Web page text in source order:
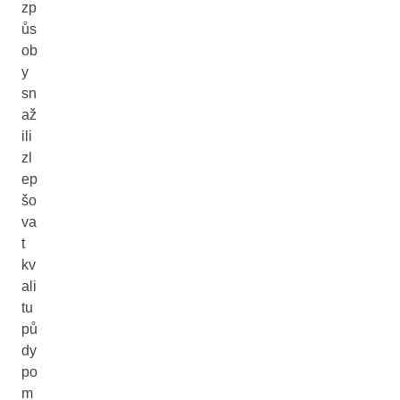
zp
ůs
ob
y
sn
až
ili
zl
ep
šo
va
t
kv
ali
tu
pů
dy
po
m